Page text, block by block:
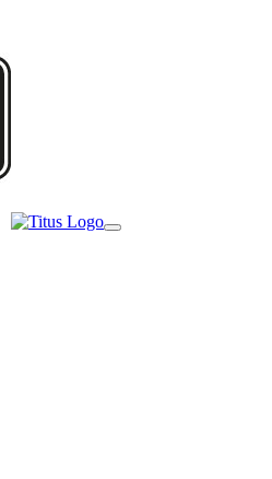
Toggle